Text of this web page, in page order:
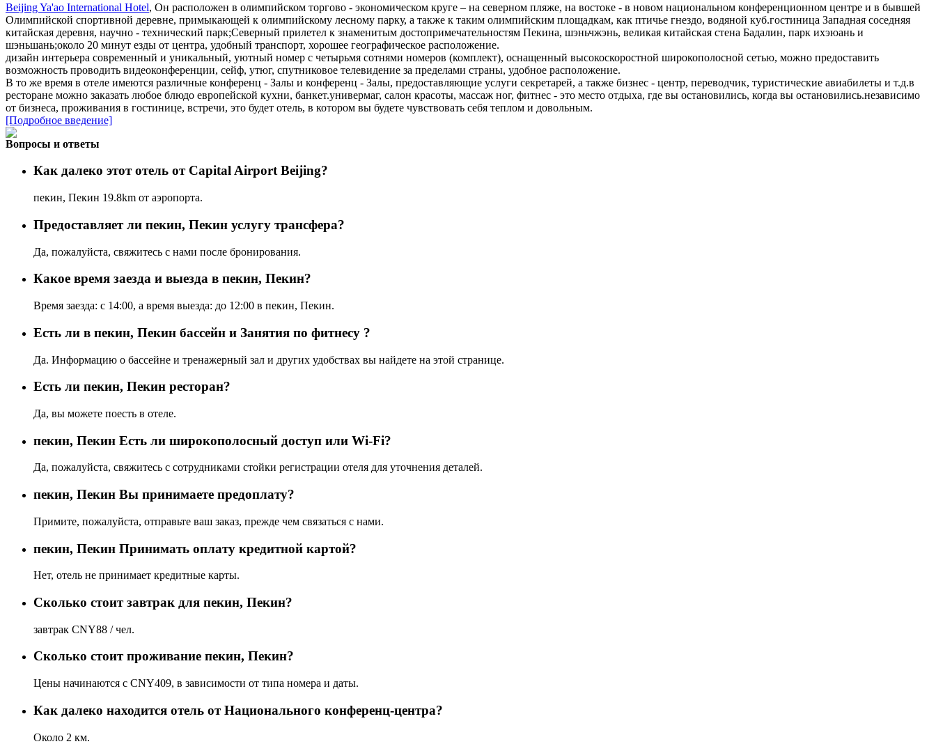
Beijing Ya'ao International Hotel, Он расположен в олимпийском торгово - экономическом круге – на северном пляже, на востоке - в новом национальном конференционном центре и в бывшей
Олимпийской спортивной деревне, примыкающей к олимпийскому лесному парку, а также к таким олимпийским площадкам, как птичье гнездо, водяной куб.гостиница Западная соседняя
китайская деревня, научно - технический парк;Северный прилетел к знаменитым достопримечательностям Пекина, шэньчжэнь, великая китайская стена Бадалин, парк ихэюань и
шэньшань;около 20 минут езды от центра, удобный транспорт, хорошее географическое расположение.
дизайн интерьера современный и уникальный, уютный номер с четырьмя сотнями номеров (комплект), оснащенный высокоскоростной широкополосной сетью, можно предоставить
возможность проводить видеоконференции, сейф, утюг, спутниковое телевидение за пределами страны, удобное расположение.
В то же время в отеле имеются различные конференц - Залы и конференц - Залы, предоставляющие услуги секретарей, а также бизнес - центр, переводчик, туристические авиабилеты и т.д.в
ресторане можно заказать любое блюдо европейской кухни, банкет.универмаг, салон красоты, массаж ног, фитнес - это место отдыха, где вы остановились, когда вы остановились.независимо
от бизнеса, проживания в гостинице, встречи, это будет отель, в котором вы будете чувствовать себя теплом и довольным.
[Подробное введение]
Вопросы и ответы
Как далеко этот отель от Capital Airport Beijing?
пекин, Пекин 19.8km от аэропорта.
Предоставляет ли пекин, Пекин услугу трансфера?
Да, пожалуйста, свяжитесь с нами после бронирования.
Какое время заезда и выезда в пекин, Пекин?
Время заезда: с 14:00, а время выезда: до 12:00 в пекин, Пекин.
Есть ли в пекин, Пекин бассейн и Занятия по фитнесу ?
Да. Информацию о бассейне и тренажерный зал и других удобствах вы найдете на этой странице.
Eсть ли пекин, Пекин ресторан?
Да, вы можете поесть в отеле.
пекин, Пекин Есть ли широкополосный доступ или Wi-Fi?
Да, пожалуйста, свяжитесь с сотрудниками стойки регистрации отеля для уточнения деталей.
пекин, Пекин Вы принимаете предоплату?
Примите, пожалуйста, отправьте ваш заказ, прежде чем связаться с нами.
пекин, Пекин Принимать оплату кредитной картой?
Нет, отель не принимает кредитные карты.
Сколько стоит завтрак для пекин, Пекин?
завтрак CNY88 / чел.
Сколько стоит проживаниe пекин, Пекин?
Цены начинаются с CNY409, в зависимости от типа номера и даты.
Как далеко находится отель от Национального конференц-центра?
Около 2 км.